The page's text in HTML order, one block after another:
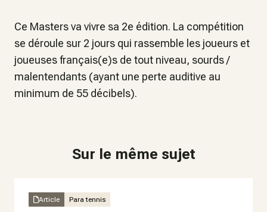
Ce Masters va vivre sa 2e édition. La compétition
se déroule sur 2 jours qui rassemble les joueurs et
joueuses français(e)s de tout niveau, sourds /
malentendants (ayant une perte auditive au
minimum de 55 décibels).
Sur le même sujet
Article Para tennis